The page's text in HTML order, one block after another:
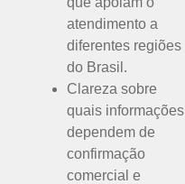
atendimento a
diferentes regiões
do Brasil.
Clareza sobre
quais informações
dependem de
confirmação
comercial e